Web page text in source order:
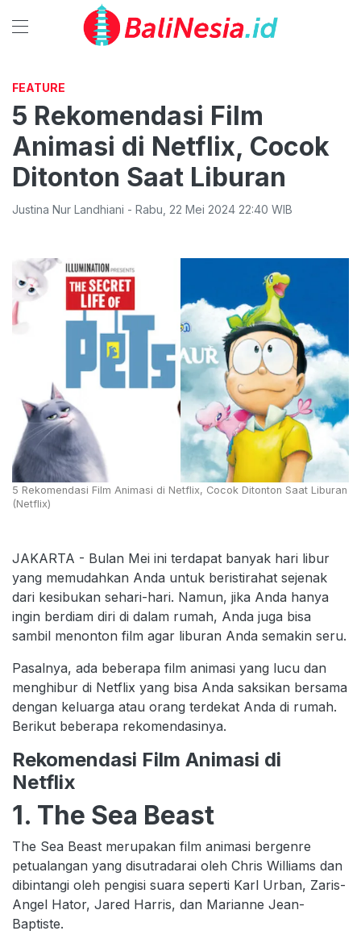
FEATURE
5 Rekomendasi Film
Animasi di Netflix, Cocok
Ditonton Saat Liburan
Justina Nur Landhiani - Rabu 22 Mei 2024 22:40 WIB
5 Rekomendasi Film Animasi di Netflix, Cocok Ditonton Saat Liburan
(Netflix)
JAKARTA - Bulan Mei ini terdapat banyak hari libur
yang memudahkan Anda untuk beristirahat sejenak
dari kesibukan sehari-hari. Namun, jika Anda hanya
ingin berdiam diri di dalam rumah, Anda juga bisa
sambil menonton film agar liburan Anda semakin seru.
Pasalnya, ada beberapa film animasi yang lucu dan
menghibur di Netflix yang bisa Anda saksikan bersama
dengan keluarga atau orang terdekat Anda di rumah.
Berikut beberapa rekomendasinya.
Rekomendasi Film Animasi di
Netflix
1. The Sea Beast
The Sea Beast merupakan film animasi bergenre
petualangan yang disutradarai oleh Chris Williams dan
dibintangi oleh pengisi suara seperti Karl Urban, Zaris-
Angel Hator, Jared Harris, dan Marianne Jean-
Baptiste.